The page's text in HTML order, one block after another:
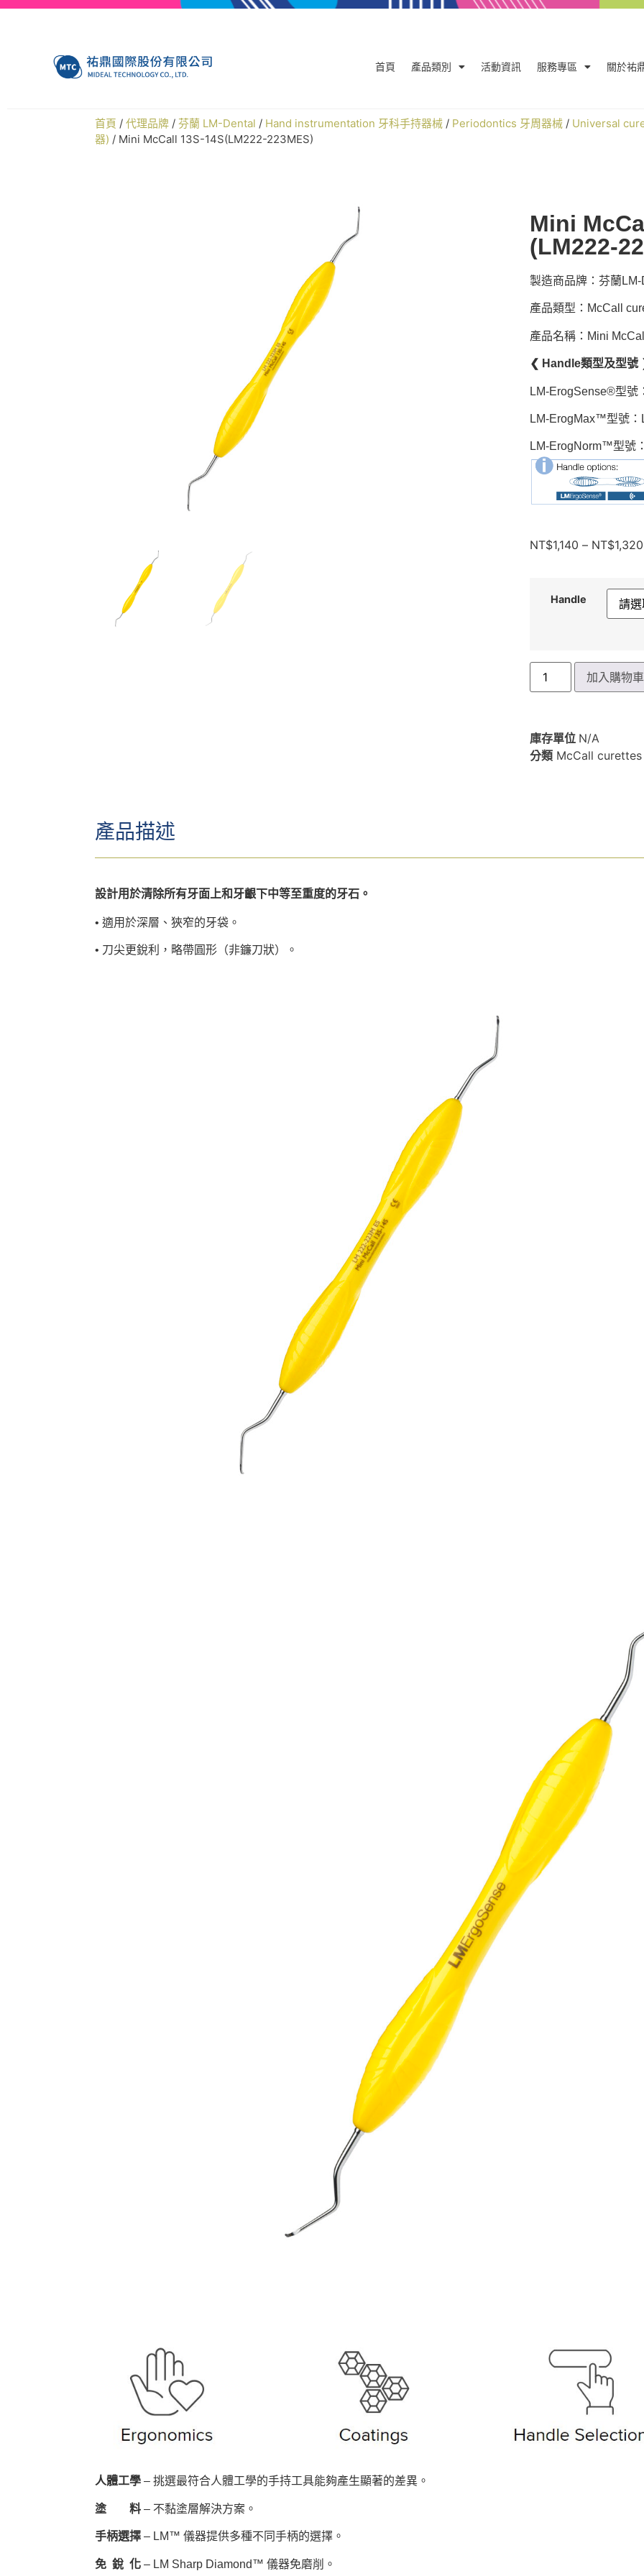
首頁 產品類別 活動資訊 服務專區 關於祐
首頁 / 代理品牌 / 芬蘭 LM-Dental / Hand instrumentation 牙科手持器械 / Periodontics 牙周器械 / Universal
器) / Mini McCall 13S-14S(LM222-223MES)
Mini
(LM222-
製造商品牌：芬蘭
產品類型：McCall
產品名稱：Mini
❮ Handle類型及型號
LM-ErogSense®型號
LM-ErogMax™型號：
LM-ErogNorm™型號
NT$1,140 – NT$1,320
Handle
加入購物車
庫存單位 N/A
分類 McCall curettes
產品描述
• 適用於深層、狹窄的牙袋。
• 刀尖更銳利，略帶圓形（非鐮刀狀）。
人體工學 – 挑選最符合人體工學的手持工具能夠產生顯著的差異。
塗 料 – 不黏塗層解決方案。
手柄選擇 – LM™ 儀器提供多種不同手柄的選擇。
免 銳 化 – LM Sharp Diamond™ 儀器免磨削。